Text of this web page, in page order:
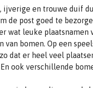
ijverige en trouwe duif
de post goed te
wat leuke plaatsnamen
van bomen. Op een
dat er heel veel
ook verschillende